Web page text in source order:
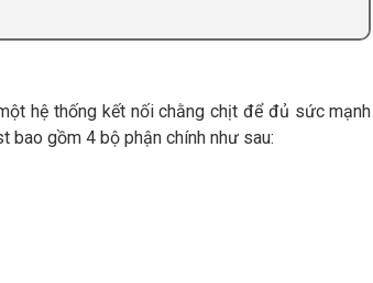
hệ thống kết nối chằng chịt để đủ sức mạnh
bao gồm 4 bộ phận chính như sau: